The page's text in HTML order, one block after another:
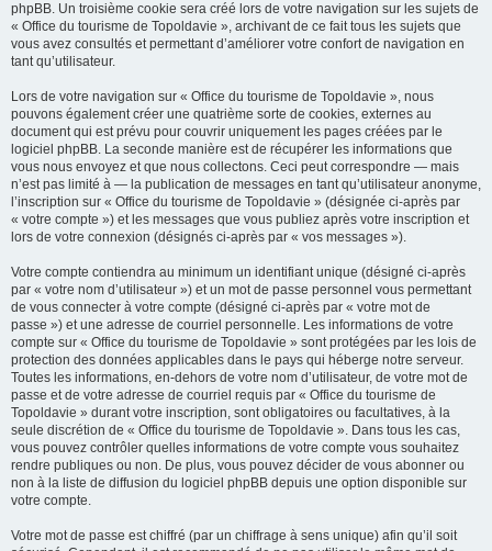
phpBB. Un troisième cookie sera créé lors de votre navigation sur les sujets de
« Office du tourisme de Topoldavie », archivant de ce fait tous les sujets que
vous avez consultés et permettant d’améliorer votre confort de navigation en
tant qu’utilisateur.
Lors de votre navigation sur « Office du tourisme de Topoldavie », nous
pouvons également créer une quatrième sorte de cookies, externes au
document qui est prévu pour couvrir uniquement les pages créées par le
logiciel phpBB. La seconde manière est de récupérer les informations que
vous nous envoyez et que nous collectons. Ceci peut correspondre — mais
n’est pas limité à — la publication de messages en tant qu’utilisateur anonyme,
l’inscription sur « Office du tourisme de Topoldavie » (désignée ci-après par
« votre compte ») et les messages que vous publiez après votre inscription et
lors de votre connexion (désignés ci-après par « vos messages »).
Votre compte contiendra au minimum un identifiant unique (désigné ci-après
par « votre nom d’utilisateur ») et un mot de passe personnel vous permettant
de vous connecter à votre compte (désigné ci-après par « votre mot de
passe ») et une adresse de courriel personnelle. Les informations de votre
compte sur « Office du tourisme de Topoldavie » sont protégées par les lois de
protection des données applicables dans le pays qui héberge notre serveur.
Toutes les informations, en-dehors de votre nom d’utilisateur, de votre mot de
passe et de votre adresse de courriel requis par « Office du tourisme de
Topoldavie » durant votre inscription, sont obligatoires ou facultatives, à la
seule discrétion de « Office du tourisme de Topoldavie ». Dans tous les cas,
vous pouvez contrôler quelles informations de votre compte vous souhaitez
rendre publiques ou non. De plus, vous pouvez décider de vous abonner ou
non à la liste de diffusion du logiciel phpBB depuis une option disponible sur
votre compte.
Votre mot de passe est chiffré (par un chiffrage à sens unique) afin qu’il soit